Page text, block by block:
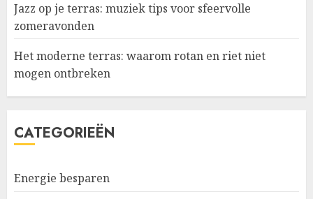
Jazz op je terras: muziek tips voor sfeervolle
zomeravonden
Het moderne terras: waarom rotan en riet niet
mogen ontbreken
CATEGORIEËN
Energie besparen